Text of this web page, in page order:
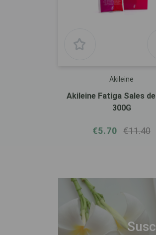
Akileine
Akileine Fatiga Sales
300G
€5.70 €11.40